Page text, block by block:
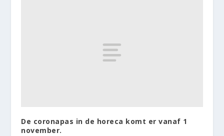
De coronapas in de horeca komt er vanaf 1
november.